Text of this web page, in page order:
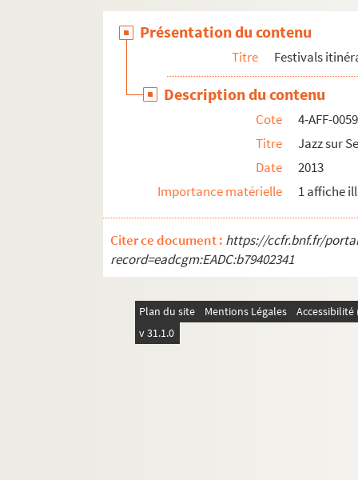
4-AFF-006005. Semaine techno parade
4-AFF-002249. Théâtre de la marionnette à
Théâtre, musique et danse dans la Ville
4-AFF-005617. La Villette jazz festival
4-AFF-006003. Weather festival
Tournées d'artistes en solo
Présentation du contenu
Titre Festivals
Description du contenu
Cote
4-AFF-
Titre
Jazz sur
Date
2013
Importance matérielle
1 affiche
Citer ce document : https://ccfr.bnf.fr/
record=eadcgm:EADC:b79402341
Plan du site Mentions Légales
v 31.1.0